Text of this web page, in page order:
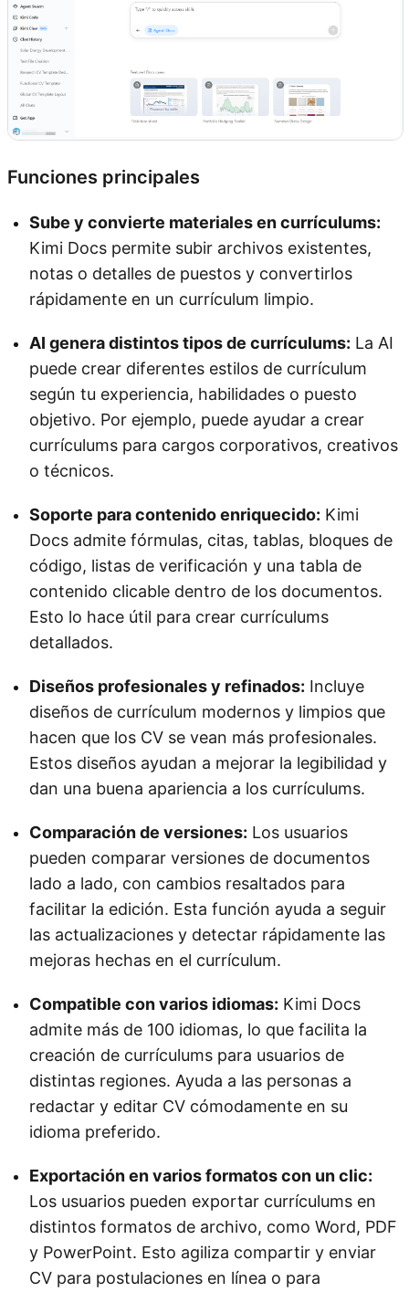
Funciones principales
Sube y convierte materiales en currículums:
Kimi Docs permite subir archivos existentes,
notas o detalles de puestos y convertirlos
rápidamente en un currículum limpio.
AI genera distintos tipos de currículums: La AI
puede crear diferentes estilos de currículum
según tu experiencia, habilidades o puesto
objetivo. Por ejemplo, puede ayudar a crear
currículums para cargos corporativos, creativos
o técnicos.
Soporte para contenido enriquecido: Kimi
Docs admite fórmulas, citas, tablas, bloques de
código, listas de verificación y una tabla de
contenido clicable dentro de los documentos.
Esto lo hace útil para crear currículums
detallados.
Diseños profesionales y refinados: Incluye
diseños de currículum modernos y limpios que
hacen que los CV se vean más profesionales.
Estos diseños ayudan a mejorar la legibilidad y
dan una buena apariencia a los currículums.
Comparación de versiones: Los usuarios
pueden comparar versiones de documentos
lado a lado, con cambios resaltados para
facilitar la edición. Esta función ayuda a seguir
las actualizaciones y detectar rápidamente las
mejoras hechas en el currículum.
Compatible con varios idiomas: Kimi Docs
admite más de 100 idiomas, lo que facilita la
creación de currículums para usuarios de
distintas regiones. Ayuda a las personas a
redactar y editar CV cómodamente en su
idioma preferido.
Exportación en varios formatos con un clic:
Los usuarios pueden exportar currículums en
distintos formatos de archivo, como Word, PDF
y PowerPoint. Esto agiliza compartir y enviar
CV para postulaciones en línea o para